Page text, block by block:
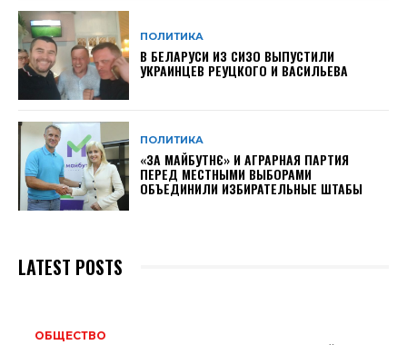
ПОЛИТИКА
В БЕЛАРУСИ ИЗ СИЗО ВЫПУСТИЛИ
УКРАИНЦЕВ РЕУЦКОГО И ВАСИЛЬЕВА
ПОЛИТИКА
«ЗА МАЙБУТНЄ» И АГРАРНАЯ ПАРТИЯ
ПЕРЕД МЕСТНЫМИ ВЫБОРАМИ
ОБЪЕДИНИЛИ ИЗБИРАТЕЛЬНЫЕ ШТАБЫ
LATEST POSTS
ОБЩЕСТВО